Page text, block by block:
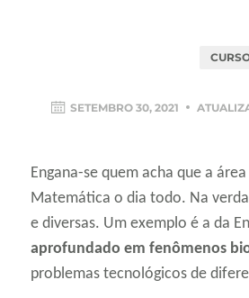
SETEMBRO 30, 2021
Engana-se quem acha que a
Matemática o dia todo. Na
e diversas. Um exemplo é a da
aprofundado em fenômenos
problemas tecnológicos de